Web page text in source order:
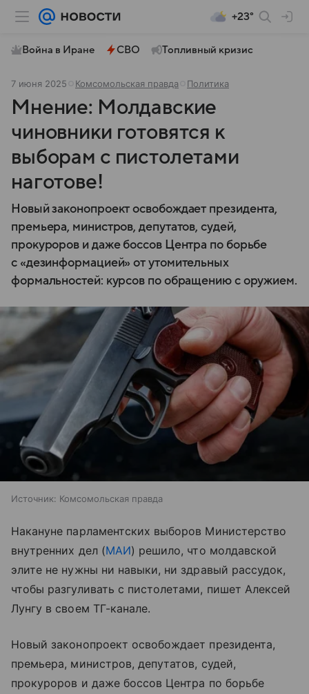
+23°
Война в Иране СВО Топливный кризис
7 июня 2025 Комсомольская правда Политика
Мнение: Молдавские
чиновники готовятся к
выборам с пистолетами
наготове!
Новый законопроект освобождает президента,
премьера, министров, депутатов, судей,
прокуроров и даже боссов Центра по борьбе
с «дезинформацией» от утомительных
формальностей: курсов по обращению с оружием.
Источник: Комсомольская правда
Накануне парламентских выборов Министерство
внутренних дел (МАИ) решило, что молдавской
элите не нужны ни навыки, ни здравый рассудок,
чтобы разгуливать с пистолетами, пишет Алексей
Лунгу в своем ТГ-канале.
Новый законопроект освобождает президента,
премьера, министров, депутатов, судей,
прокуроров и даже боссов Центра по борьбе